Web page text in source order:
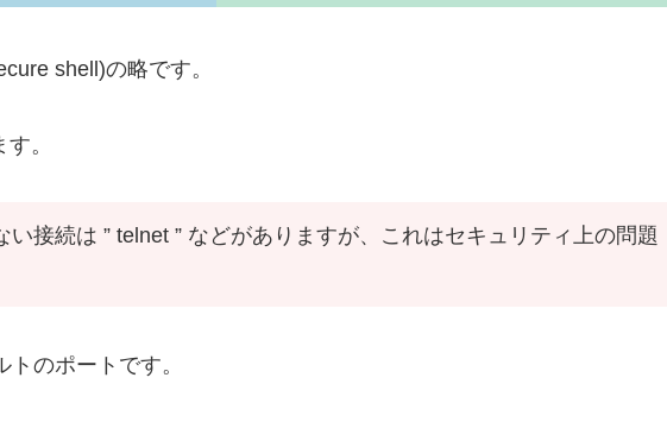
shell)の略です。
。
接続は ” telnet ” などがありますが、これはセキュリティ上の問題
のポートです。